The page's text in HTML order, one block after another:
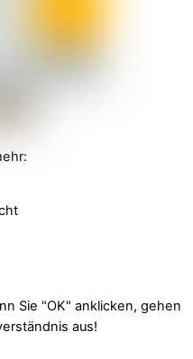
Sie "OK" anklicken, gehen
aus!